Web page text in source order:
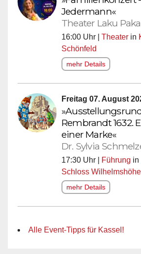
Jedermann«
Theater Laku Paka
16:00 Uhr | Theater in
Schönfeld
mehr Details
Freitag 07. August
Rembrandt 1632.
einer Marke«
Dr. Sylvia
17:30 Uhr | Führung in
Schloss Wilhelmshöhe
mehr Details
Alle Event-Tipps für Kassel!